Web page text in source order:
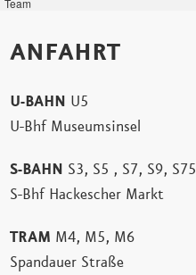
ANFAHRT
U-BAHN U5
U-Bhf Museumsinsel
S-BAHN S3, S5 , S7, S9, S75
S-Bhf Hackescher Markt
TRAM M4, M5, M6
Spandauer Straße